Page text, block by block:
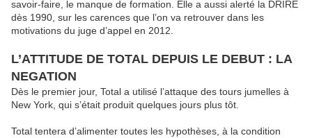
savoir-faire, le manque de formation. Elle a aussi alerté la DRIRE
dès 1990, sur les carences que l’on va retrouver dans les
motivations du juge d’appel en 2012.
L’ATTITUDE DE TOTAL DEPUIS LE DEBUT : LA
NEGATION
Dès le premier jour, Total a utilisé l’attaque des tours jumelles à
New York, qui s’était produit quelques jours plus tôt.
Total tentera d’alimenter toutes les hypothèses, à la condition